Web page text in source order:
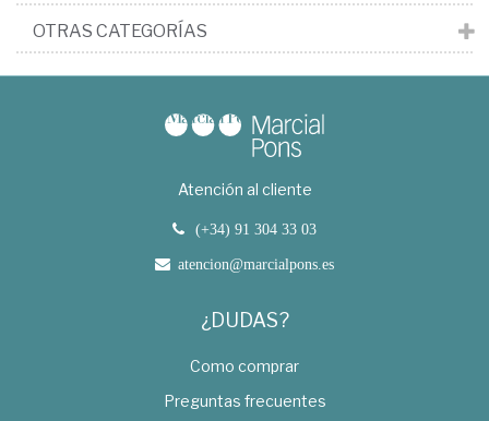
OTRAS CATEGORÍAS
Atención al cliente
(+34) 91 304 33 03
atencion@marcialpons.es
¿DUDAS?
Como comprar
Preguntas frecuentes